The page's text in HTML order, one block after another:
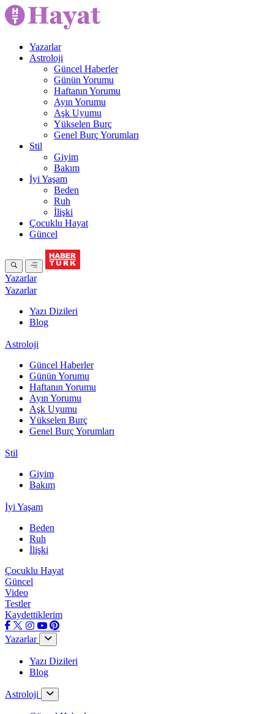
Yazarlar
Astroloji
Güncel Haberler
Günün Yorumu
Haftanın Yorumu
Ayın Yorumu
Aşk Uyumu
Yükselen Burç
Genel Burç Yorumları
Stil
Giyim
Bakım
İyi Yaşam
Beden
Ruh
İlişki
Çocuklu Hayat
Güncel
Yazarlar
Yazarlar
Yazı Dizileri
Blog
Astroloji
Güncel Haberler
Günün Yorumu
Haftanın Yorumu
Ayın Yorumu
Aşk Uyumu
Yükselen Burç
Genel Burç Yorumları
Stil
Giyim
Bakım
İyi Yaşam
Beden
Ruh
İlişki
Çocuklu Hayat
Güncel
Video
Testler
Kaydettiklerim
Yazarlar
Yazı Dizileri
Blog
Astroloji